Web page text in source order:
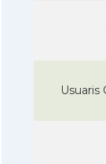
Usuaris